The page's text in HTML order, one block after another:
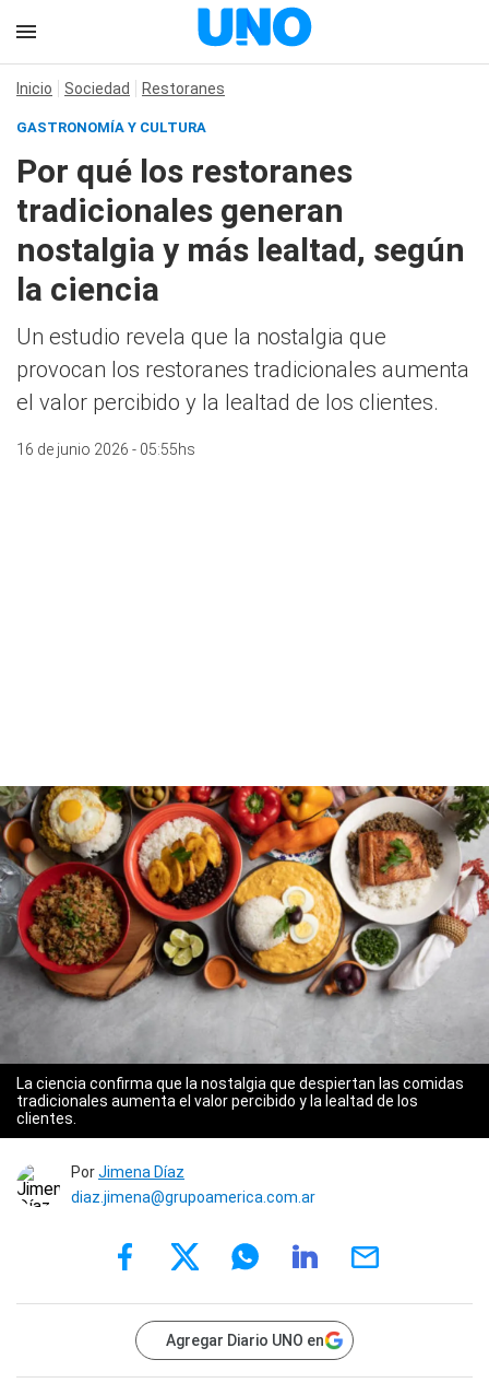
Inicio Sociedad Restoranes
GASTRONOMÍA Y CULTURA
Por qué los restoranes
tradicionales generan
nostalgia y más lealtad, según
la ciencia
Un estudio revela que la nostalgia que
provocan los restoranes tradicionales aumenta
el valor percibido y la lealtad de los clientes.
16 de junio 2026 - 05:55hs
La ciencia confirma que la nostalgia que despiertan las comidas
tradicionales aumenta el valor percibido y la lealtad de los
clientes.
PorJimena Díaz
diaz.jimena@grupoamerica.com.ar
Agregar Diario UNO en